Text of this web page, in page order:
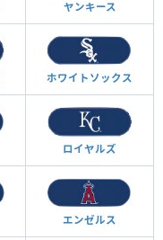
ヤンキース
ホワイトソックス
ロイヤルズ
エンゼルス